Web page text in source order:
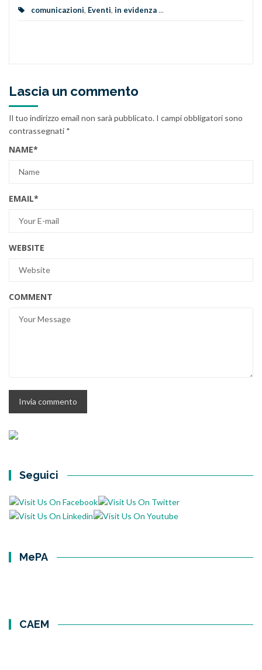
comunicazioni, Eventi, in evidenza...
Lascia un commento
Il tuo indirizzo email non sarà pubblicato. I campi obbligatori sono
contrassegnati *
NAME*
EMAIL*
WEBSITE
COMMENT
Seguici
MePA
CAEM